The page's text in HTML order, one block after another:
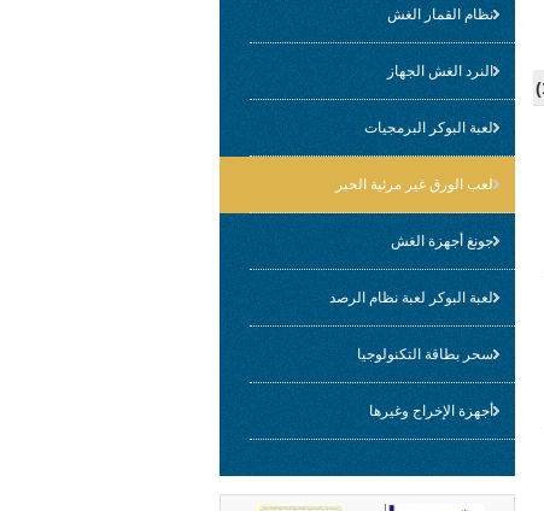
نظام القمار الغش
النرد الغش الجهاز
لعبة البوكر البرمجيات
لعب الورق غير مرئية الحبر
جونغ أجهزة الغش
لعبة البوكر لعبة نظام الرصد
سحر بطاقة التكنولوجيا
أجهزة الإخراج وغيرها